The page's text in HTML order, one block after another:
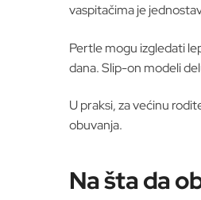
vaspitačima je
Pertle mogu izgledati
dana. Slip-on modeli
U praksi, za većinu
obuvanja.
Na šta da